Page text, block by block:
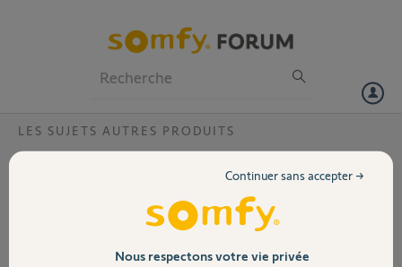
Volet
LES SUJETS AUTRES PRODUITS
Problème vision nocturne v500
Bonjour j'ai installé mon visiophone v 500 il y a une semaine et la
vision nocturne fonctionnait parfaitement et du jour au lendemain
plus rien. Toutes les autres fonctions fonctionnent parfaitement
Ca peut venir de quoi ?Nous respectons votre vie privée
Continuer sans accepter →